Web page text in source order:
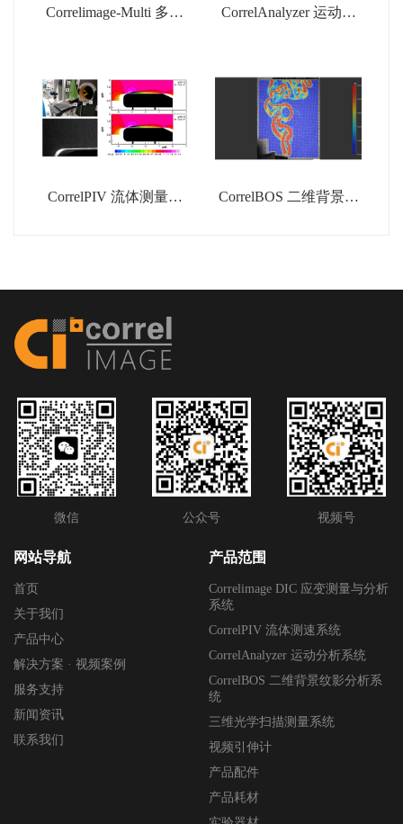
Correlimage-Multi 多相
CorrelAnalyzer 运动分
CorrelPIV 流体测量系
CorrelBOS 二维背景纹
微信 公众号 视频号
网站导航
首页
关于我们
产品中心
解决方案 · 视频案例
服务支持
新闻资讯
联系我们
产品范围
Correlimage DIC 应变测量与分析
系统
CorrelPIV 流体测速系统
CorrelAnalyzer 运动分析系统
CorrelBOS 二维背景纹影分析系
统
三维光学扫描测量系统
视频引伸计
产品配件
产品耗材